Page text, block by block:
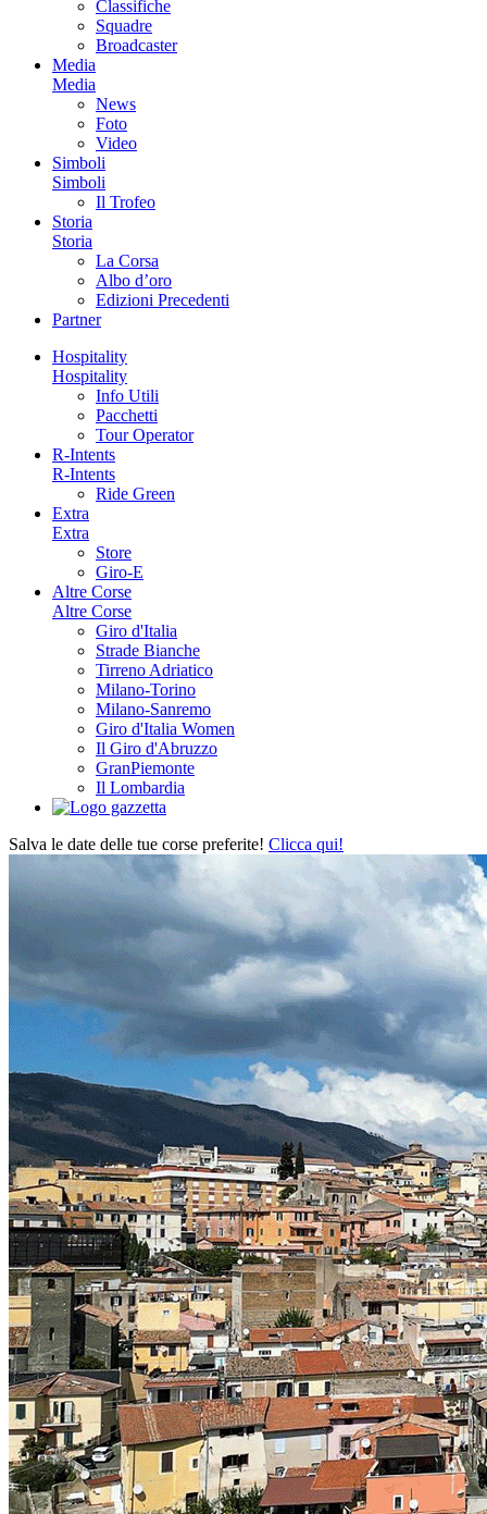
Classifiche
Squadre
Broadcaster
Media
Media
News
Foto
Video
Simboli
Simboli
Il Trofeo
Storia
Storia
La Corsa
Albo d’oro
Edizioni Precedenti
Partner
Hospitality
Hospitality
Info Utili
Pacchetti
Tour Operator
R-Intents
R-Intents
Ride Green
Extra
Extra
Store
Giro-E
Altre Corse
Altre Corse
Giro d'Italia
Strade Bianche
Tirreno Adriatico
Milano-Torino
Milano-Sanremo
Giro d'Italia Women
Il Giro d'Abruzzo
GranPiemonte
Il Lombardia
Salva le date delle tue corse preferite! Clicca qui!